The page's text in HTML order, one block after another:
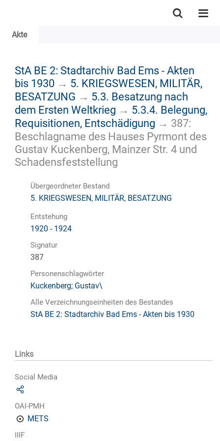
Akte
StA BE 2: Stadtarchiv Bad Ems - Akten
bis 1930 → 5. KRIEGSWESEN, MILITÄR,
BESATZUNG → 5.3. Besatzung nach
dem Ersten Weltkrieg → 5.3.4. Belegung,
Requisitionen, Entschädigung → 387:
Beschlagname des Hauses Pyrmont des
Gustav Kuckenberg, Mainzer Str. 4 und
Schadensfeststellung
Übergeordneter Bestand
5. KRIEGSWESEN, MILITÄR, BESATZUNG
Entstehung
1920 - 1924
Signatur
387
Personenschlagwörter
Kuckenberg; Gustav\
Alle Verzeichnungseinheiten des Bestandes
StA BE 2: Stadtarchiv Bad Ems - Akten bis 1930
Links
Social Media
OAI-PMH
METS
IIIF